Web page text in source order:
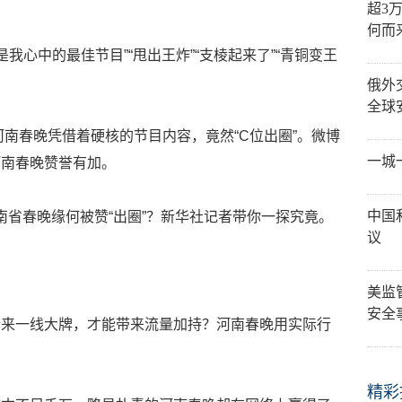
心中的最佳节目”“甩出王炸”“支棱起来了”“青铜变王
春晚凭借着硬核的节目内容，竟然“C位出圈”。微博
春晚赞誉有加。
省春晚缘何被赞“出圈”？新华社记者带你一探究竟。
一线大牌，才能带来流量加持？河南春晚用实际行
超3
何而
俄外
全球
一城
中国
议
美监
安全
精